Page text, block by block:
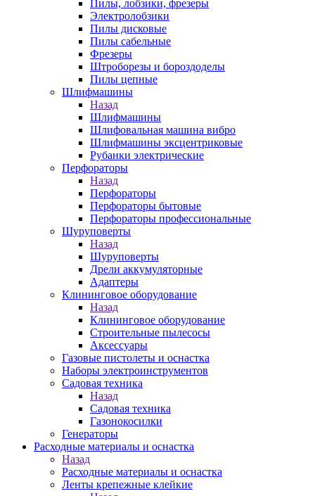
Пилы, лобзики, фрезеры
Электролобзики
Пилы дисковые
Пилы сабельные
Фрезеры
Штроборезы и бороздоделы
Пилы цепные
Шлифмашины
Назад
Шлифмашины
Шлифовальная машина вибро
Шлифмашины эксцентриковые
Рубанки электрические
Перфораторы
Назад
Перфораторы
Перфораторы бытовые
Перфораторы профессиональные
Шуруповерты
Назад
Шуруповерты
Дрели аккумуляторные
Адаптеры
Клининговое оборудование
Назад
Клининговое оборудование
Строительные пылесосы
Аксессуары
Газовые пистолеты и оснастка
Наборы электроинструментов
Садовая техника
Назад
Садовая техника
Газонокосилки
Генераторы
Расходные материалы и оснастка
Назад
Расходные материалы и оснастка
Ленты крепежные клейкие